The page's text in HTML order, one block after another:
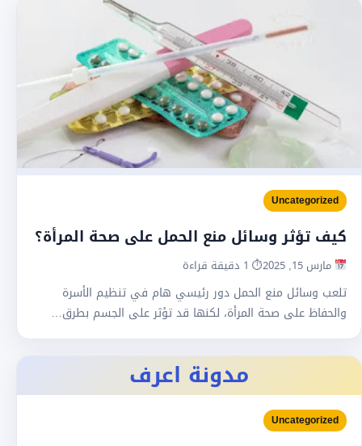
Uncategorized
كيف تؤثر وسائل منع الحمل على صحة المرأة؟
مارس 15, 2025 ⏱ 1 دقيقة قراءة
تلعب وسائل منع الحمل دور رئيسي هام في تنظيم الأسرة
والحفاظ على صحة المرأة، لكنها قد تؤثر على الجسم بطرق…
مدونة اعرف
Uncategorized